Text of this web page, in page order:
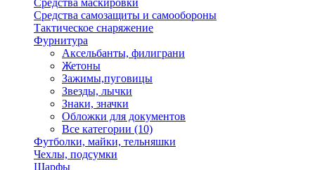
Средства маскировки
Средства самозащиты и самообороны
Тактическое снаряжение
Фурнитура
Аксельбанты, филиграни
Жетоны
Зажимы,пуговицы
Звезды, лычки
Знаки, значки
Обложки для документов
Все категории (10)
Футболки, майки, тельняшки
Чехлы, подсумки
Шарфы